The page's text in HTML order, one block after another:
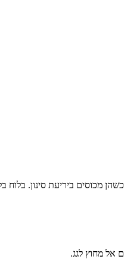
מתחת לשכבת מצע הגידול בגג כשהן
אל מחוץ לגג.